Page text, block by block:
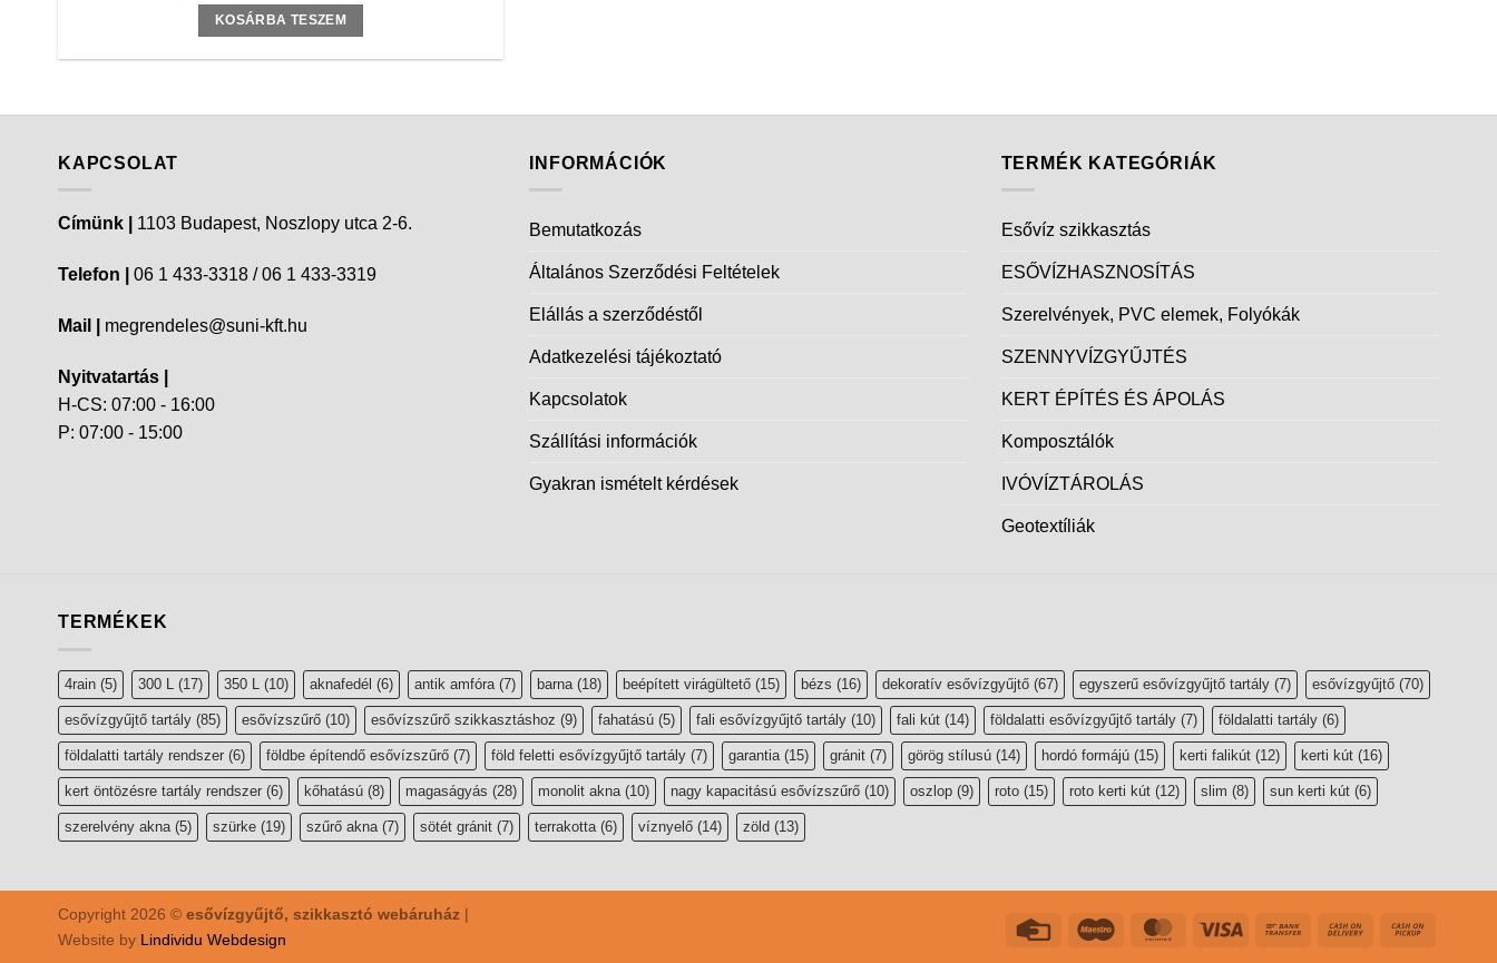
KOSÁRBA TESZEM
KAPCSOLAT
Címünk | 1103 Budapest, Noszlopy utca 2-6.
Telefon | 06 1 433-3318 / 06 1 433-3319
Mail | megrendeles@suni-kft.hu
Nyitvatartás |
H-CS: 07:00 - 16:00
P: 07:00 - 15:00
INFORMÁCIÓK
Bemutatkozás
Általános Szerződési Feltételek
Elállás a szerződéstől
Adatkezelési tájékoztató
Kapcsolatok
Szállítási információk
Gyakran ismételt kérdések
TERMÉK KATEGÓRIÁK
Esővíz szikkasztás
ESŐVÍZHASZNOSÍTÁS
Szerelvények, PVC elemek, Folyókák
SZENNYVÍZGYŰJTÉS
KERT ÉPÍTÉS ÉS ÁPOLÁS
Komposztálók
IVÓVÍZTÁROLÁS
Geotextíliák
TERMÉKEK
4rain (5) 300 L (17) 350 L (10) aknafedél (6) antik amfóra (7) barna (18) beépített virágültető (15) bézs (16) dekoratív esővízgyűjtő (67) egyszerű esővízgyűjtő tartály (7) esővízgyűjtő (70)
esővízgyűjtő tartály (85) esővízszűrő (10) esővízszűrő szikkasztáshoz (9) fahatású (5) fali esővízgyűjtő tartály (10) fali kút (14) földalatti esővízgyűjtő tartály (7) földalatti tartály (6)
földalatti tartály rendszer (6) földbe építendő esővízszűrő (7) föld feletti esővízgyűjtő tartály (7) garantia (15) gránit (7) görög stílusú (14) hordó formájú (15) kerti falikút (12) kerti kút (16)
kert öntözésre tartály rendszer (6) kőhatású (8) magaságyás (28) monolit akna (10) nagy kapacitású esővízszűrő (10) oszlop (9) roto (15) roto kerti kút (12) slim (8) sun kerti kút (6)
szerelvény akna (5) szürke (19) szűrő akna (7) sötét gránit (7) terrakotta (6) víznyelő (14) zöld (13)
Copyright 2026 © esővízgyűjtő, szikkasztó webáruház |
Website by Lindividu Webdesign